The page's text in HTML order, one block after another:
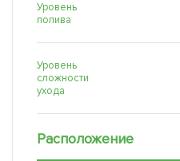
Уровень
полива
Уровень
сложности
ухода
Расположение